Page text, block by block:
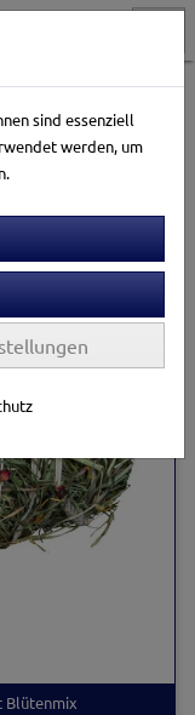
Sortierung wählen
Blütenmix
sind essenziell
werden, um